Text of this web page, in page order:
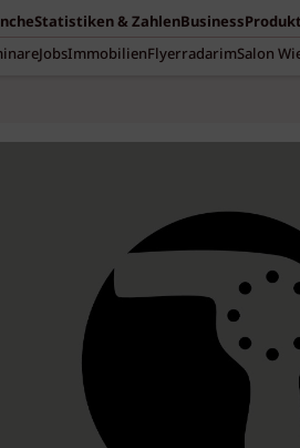
Statistiken & ZahlenBusiness
JobsImmobilienFlyerradarimSalon